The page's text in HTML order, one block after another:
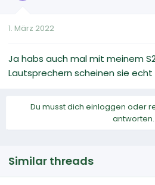
1. März 2022
Ja habs auch mal mit meinem
Lautsprechern scheinen sie
Du musst dich einloggen oder
antworten.
Similar threads